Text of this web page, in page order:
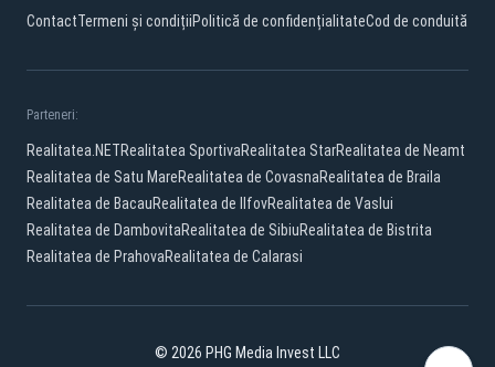
ContactTermeni și condițiiPolitică de confidențialitateCod de conduită
Parteneri:
Realitatea.NETRealitatea SportivaRealitatea StarRealitatea de Neamt
Realitatea de Satu MareRealitatea de CovasnaRealitatea de Braila
Realitatea de BacauRealitatea de IlfovRealitatea de Vaslui
Realitatea de DambovitaRealitatea de SibiuRealitatea de Bistrita
Realitatea de PrahovaRealitatea de Calarasi
© 2026 PHG Media Invest LLC